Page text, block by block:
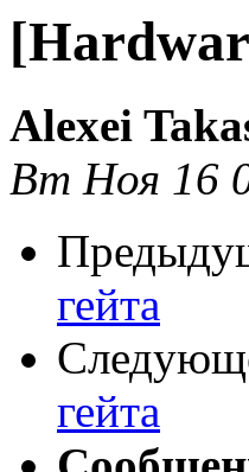
Alexei
Вт Ноя 16
гейта
гейта